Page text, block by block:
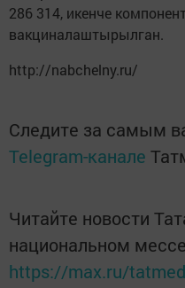
286 314, икенче
вакциналаштырылган.
http://nabchelny.ru/
Следите за самым
Telegram-канале
Читайте новости
национальном
https://max.ru/